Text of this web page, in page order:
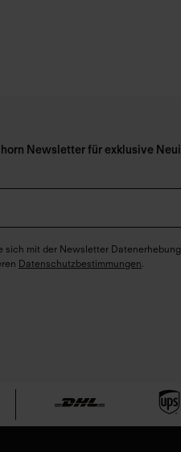
Newsletter für exklusive
sich mit der Newsletter
Datenschutzbestimmungen.